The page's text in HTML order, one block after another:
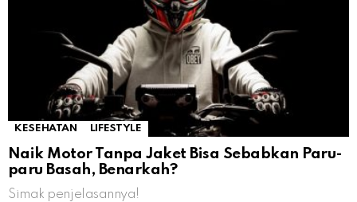
KESEHATAN LIFESTYLE
Naik Motor Tanpa Jaket Bisa Sebabkan Paru-
paru Basah, Benarkah?
Simak penjelasannya!